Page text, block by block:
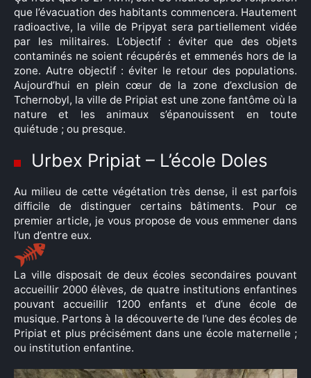
que l’évacuation des habitants commencera. Hautement
radioactive, la ville de Pripyat sera partiellement vidée
par les militaires. L’objectif : éviter que des objets
contaminés ne soient récupérés et emmenés hors de la
zone. Autre objectif : éviter le retour des populations.
Aujourd’hui en plein cœur de la zone d’exclusion de
Tchernobyl, la ville de Pripiat est une zone fantôme où la
nature et les animaux s’épanouissent en toute
quiétude ; ou presque.
Urbex Pripiat – L’école Doles
Au milieu de cette végétation très dense, il est parfois
difficile de distinguer certains bâtiments. Pour ce
premier article, je vous propose de vous emmener dans
l’un d’entre eux.
La ville disposait de deux écoles secondaires pouvant
accueillir 2000 élèves, de quatre institutions enfantines
pouvant accueillir 1200 enfants et d’une école de
musique. Partons à la découverte de l’une des écoles de
Pripiat et plus précisément dans une école maternelle ;
ou institution enfantine.
Rechercher
: